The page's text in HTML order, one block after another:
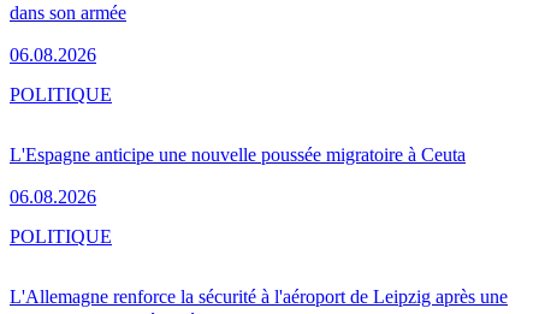
dans son armée
06.08.2026
L'Espagne anticipe une nouvelle poussée migratoire à Ceuta
06.08.2026
POLITIQUE
L'Allemagne renforce la sécurité à l'aéroport de Leipzig après une
POLITIQUE